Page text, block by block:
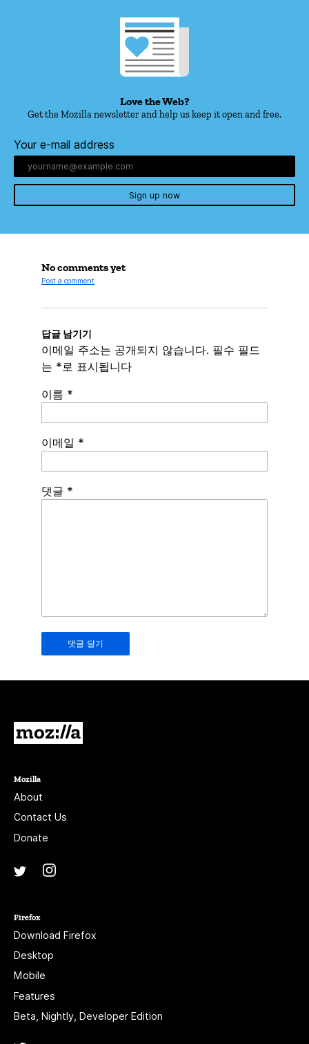
Love the Web?
Get the Mozilla newsletter and help us keep it open and free.
Your e-mail address
Sign up now
No comments yet
Post a comment
답글 남기기
이메일 주소는 공개되지 않습니다. 필수 필드
는 *로 표시됩니다
이름 *
이메일 *
Spamming
should
leave
댓글 *
Mozilla
About
Contact Us
Donate
Twitter
Firefox
Download Firefox
Desktop
Mobile
Features
Beta, Nightly, Developer Edition